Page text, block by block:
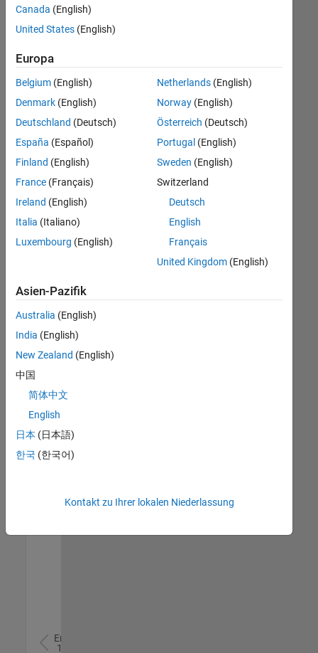
Es
nicht
alle
übersetzt.
Filtern
Sie
einem
bestimmten
Standort,
alle
Stellenangebote
Region
anzuzeigen.
Account
Technical Sales
Engineering |
Berufserfahrene
Account
Ergebnisse
1- 2 von
Canada (English)
United States (English)
Europa
Belgium (English)
Denmark (English)
Deutschland (Deutsch)
España (Español)
Finland (English)
France (Français)
Ireland (English)
Italia (Italiano)
Luxembourg (English)
Netherlands(English)
Norway(English)
Österreich (Deutsch)
Portugal (English)
Sweden (English)
Switzerland
Deutsch
English
Français
United Kingdom(English)
Asien-Pazifik
Australia (English)
India (English)
New Zealand (English)
中国
简体中文
English
日本 (日本語)
한국 (한국어)
Kontakt zu Ihrer lokalen Niederlassung